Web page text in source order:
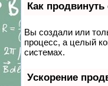
Как
Вы создали или
процесс, а целый
системах.
Ускорение